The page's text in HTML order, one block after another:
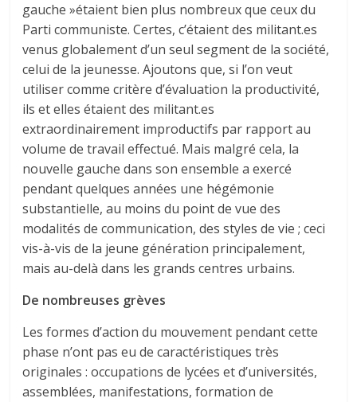
gauche »étaient bien plus nombreux que ceux du
Parti communiste. Certes, c’étaient des militant.es
venus globalement d’un seul segment de la société,
celui de la jeunesse. Ajoutons que, si l’on veut
utiliser comme critère d’évaluation la productivité,
ils et elles étaient des militant.es
extraordinairement improductifs par rapport au
volume de travail effectué. Mais malgré cela, la
nouvelle gauche dans son ensemble a exercé
pendant quelques années une hégémonie
substantielle, au moins du point de vue des
modalités de communication, des styles de vie ; ceci
vis-à-vis de la jeune génération principalement,
mais au-delà dans les grands centres urbains.
De nombreuses grèves
Les formes d’action du mouvement pendant cette
phase n’ont pas eu de caractéristiques très
originales : occupations de lycées et d’universités,
assemblées, manifestations, formation de